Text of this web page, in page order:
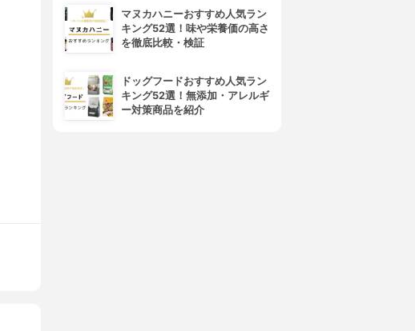
マヌカハニーおすすめ人気ラン
キング52選！味や栄養価の高さ
を徹底比較・検証
ドッグフードおすすめ人気ラン
キング52選！無添加・アレルギ
ー対策商品を紹介